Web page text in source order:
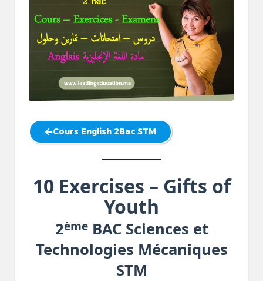
Cours English 2Bac STM
10 Exercises – Gifts of
Youth
2èmeBAC Sciences et
Technologies Mécaniques
STM